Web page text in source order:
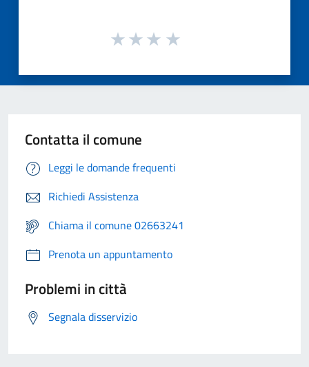
Contatta il comune
Leggi le domande frequenti
Richiedi Assistenza
Chiama il comune 02663241
Prenota un appuntamento
Problemi in città
Segnala disservizio